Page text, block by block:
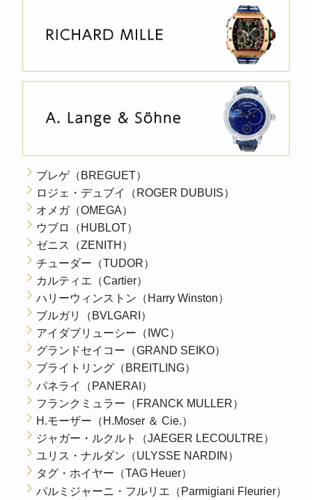
ブレゲ（BREGUET）
ロジェ・デュブイ（ROGER DUBUIS）
オメガ（OMEGA）
ウブロ（HUBLOT）
ゼニス（ZENITH）
チューダー（TUDOR）
カルティエ（Cartier）
ハリーウィンストン（Harry Winston）
ブルガリ（BVLGARI）
アイダブリューシー（IWC）
グランドセイコー（GRAND SEIKO）
ブライトリング（BREITLING）
パネライ（PANERAI）
フランクミュラー（FRANCK MULLER）
H.モーザー（H.Moser ＆ Cie.）
ジャガー・ルクルト（JAEGER LECOULTRE）
ユリス・ナルダン（ULYSSE NARDIN）
タグ・ホイヤー（TAG Heuer）
パルミジャーニ・フルリエ（Parmigiani Fleurier）